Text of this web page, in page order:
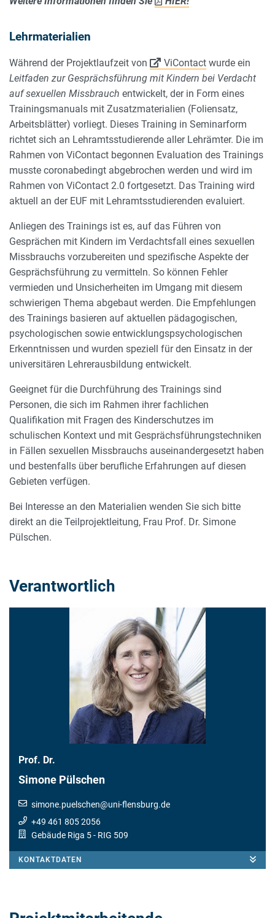
Lehrmaterialien
Während der Projektlaufzeit von ViContactwurde ein
Leitfaden zur Gesprächsführung mit Kindern bei Verdacht
auf sexuellen Missbrauch entwickelt, der in Form eines
Trainingsmanuals mit Zusatzmaterialien (Foliensatz,
Arbeitsblätter) vorliegt. Dieses Training in Seminarform
richtet sich an Lehramtsstudierende aller Lehrämter. Die im
Rahmen von ViContact begonnen Evaluation des Trainings
musste coronabedingt abgebrochen werden und wird im
Rahmen von ViContact 2.0 fortgesetzt. Das Training wird
aktuell an der EUF mit Lehramtsstudierenden evaluiert.
Anliegen des Trainings ist es, auf das Führen von
Gesprächen mit Kindern im Verdachtsfall eines sexuellen
Missbrauchs vorzubereiten und spezifische Aspekte der
Gesprächsführung zu vermitteln. So können Fehler
vermieden und Unsicherheiten im Umgang mit diesem
schwierigen Thema abgebaut werden. Die Empfehlungen
des Trainings basieren auf aktuellen pädagogischen,
psychologischen sowie entwicklungspsychologischen
Erkenntnissen und wurden speziell für den Einsatz in der
universitären Lehrerausbildung entwickelt.
Geeignet für die Durchführung des Trainings sind
Personen, die sich im Rahmen ihrer fachlichen
Qualifikation mit Fragen des Kinderschutzes im
schulischen Kontext und mit Gesprächsführungstechniken
in Fällen sexuellen Missbrauchs auseinandergesetzt haben
und bestenfalls über berufliche Erfahrungen auf diesen
Gebieten verfügen.
Bei Interesse an den Materialien wenden Sie sich bitte
direkt an die Teilprojektleitung, Frau Prof. Dr. Simone
Pülschen.
Verantwortlich
Prof. Dr.
Simone Pülschen
simone.puelschen@uni-flensburg.de
+49 461 805 2056
Gebäude Riga 5- RIG 509
KONTAKTDATEN